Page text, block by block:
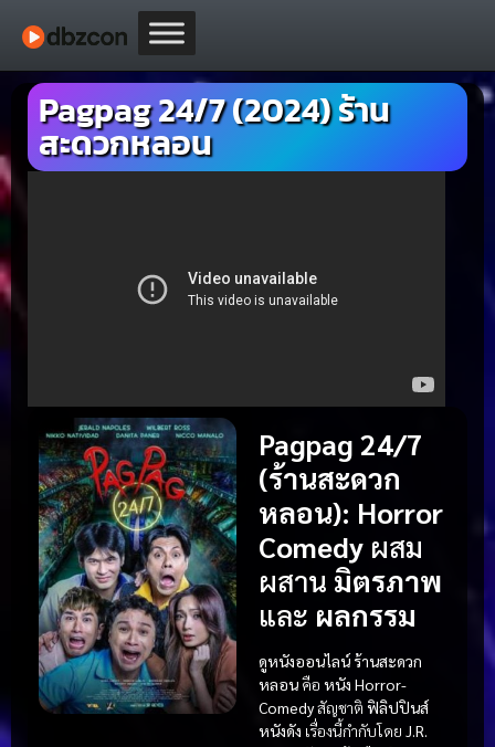
Pagpag 24/7 (2024) ร้าน
สะดวกหลอน
Pagpag 24/7
(ร้านสะดวก
หลอน): Horror
Comedy ผสม
ผสาน มิตรภาพ
และ ผลกรรม
ดูหนังออนไลน์ ร้านสะดวก
หลอนคือ หนัง Horror-
Comedyสัญชาติ ฟิลิปปินส์
หนังดัง เรื่องนี้กำกับโดย J.R.